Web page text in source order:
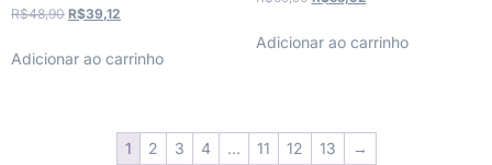
R$48,90 R$39,12
Adicionar ao carrinho
Adicionar ao carrinho
1 2 3 4 … 11 12 13 →